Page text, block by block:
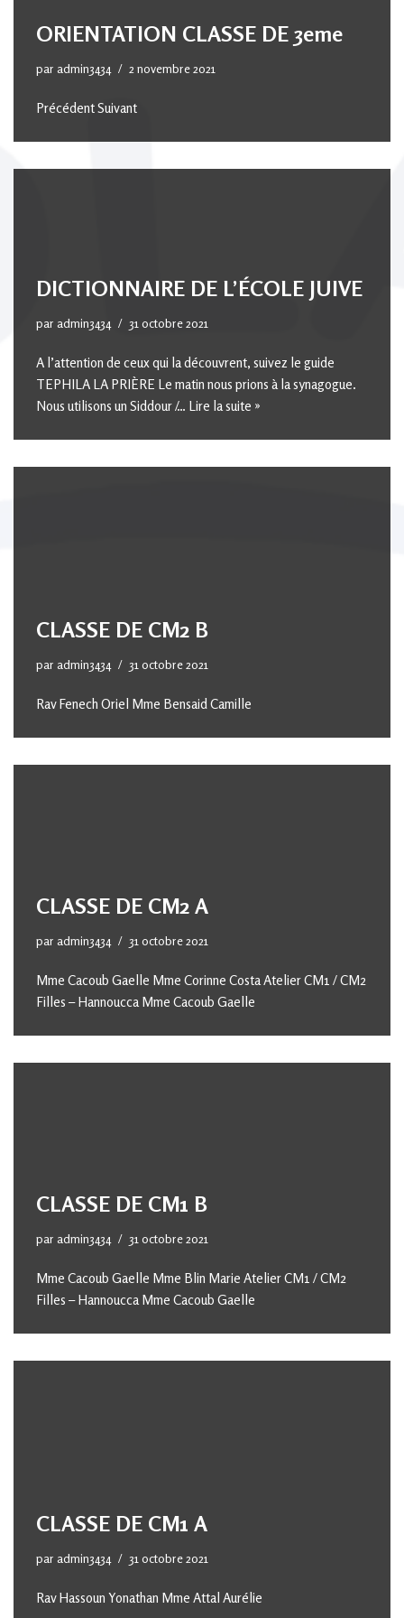
ORIENTATION CLASSE DE 3eme
par admin3434 2 novembre 2021
Précédent Suivant
DICTIONNAIRE DE L’ÉCOLE JUIVE
par admin3434 31 octobre 2021
A l’attention de ceux qui la découvrent, suivez le guide
TEPHILA LA PRIÈRE Le matin nous prions à la synagogue.
Nous utilisons un Siddour /… Lire la suite »
CLASSE DE CM2 B
par admin3434 31 octobre 2021
Rav Fenech Oriel Mme Bensaid Camille
CLASSE DE CM2 A
par admin3434 31 octobre 2021
Mme Cacoub Gaelle Mme Corinne Costa Atelier CM1 / CM2
Filles – Hannoucca Mme Cacoub Gaelle
CLASSE DE CM1 B
par admin3434 31 octobre 2021
Mme Cacoub Gaelle Mme Blin Marie Atelier CM1 / CM2
Filles – Hannoucca Mme Cacoub Gaelle
CLASSE DE CM1 A
par admin3434 31 octobre 2021
Rav Hassoun Yonathan Mme Attal Aurélie